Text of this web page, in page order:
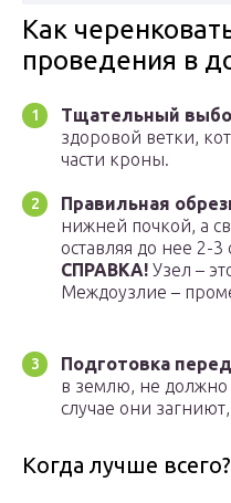
Как
проведения в
Тщательный
здоровой ветки,
части кроны.
Правильная
нижней почкой, а
оставляя до нее 2-
СПРАВКА! Узел –
Междоузлие –
Подготовка
в землю, не должно
случае они
Когда лучше всего?